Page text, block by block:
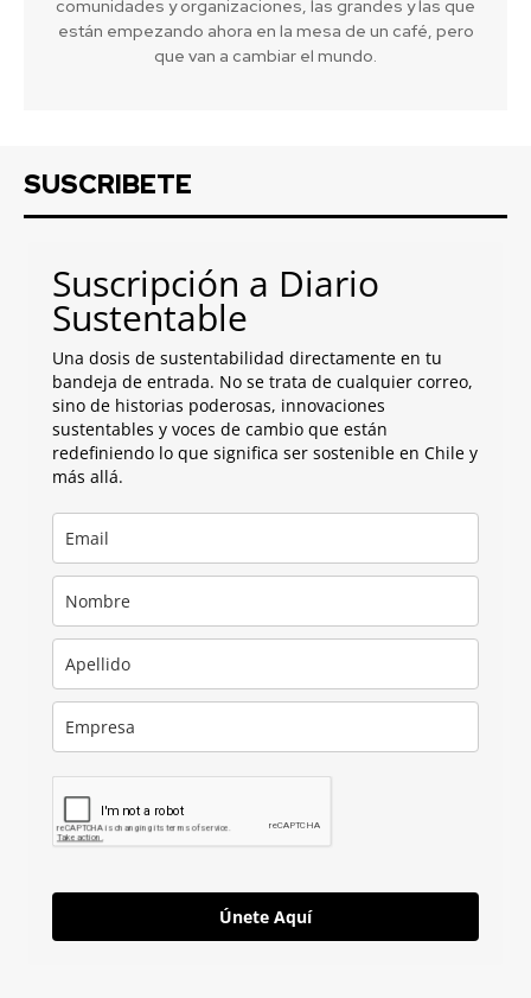
comunidades y organizaciones, las grandes y las que
están empezando ahora en la mesa de un café, pero
que van a cambiar el mundo.
SUSCRIBETE
Suscripción a Diario
Sustentable
Una dosis de sustentabilidad directamente en tu
bandeja de entrada. No se trata de cualquier correo,
sino de historias poderosas, innovaciones
sustentables y voces de cambio que están
redefiniendo lo que significa ser sostenible en Chile y
más allá.
Únete Aquí